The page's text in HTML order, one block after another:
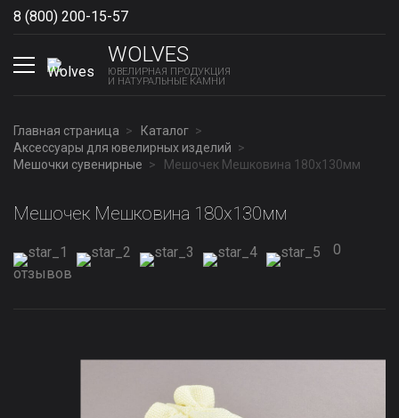
8 (800) 200-15-57
WOLVES
ЮВЕЛИРНАЯ ПРОДУКЦИЯ
И НАТУРАЛЬНЫЕ КАМНИ
Главная страница
Каталог
Аксессуары для ювелирных изделий
Мешочки сувенирные
Мешочек Мешковина 180x130мм
Мешочек Мешковина 180x130мм
0
отзывов